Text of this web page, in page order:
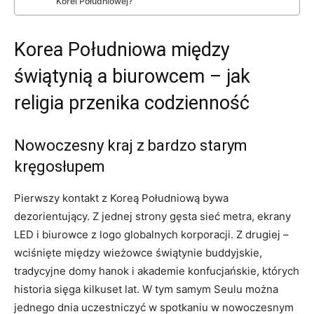
Korea Południowa między
świątynią a biurowcem – jak
religia przenika codzienność
Nowoczesny kraj z bardzo starym
kręgosłupem
Pierwszy kontakt z Koreą Południową bywa
dezorientujący. Z jednej strony gęsta sieć metra, ekrany
LED i biurowce z logo globalnych korporacji. Z drugiej –
wciśnięte między wieżowce świątynie buddyjskie,
tradycyjne domy hanok i akademie konfucjańskie, których
historia sięga kilkuset lat. W tym samym Seulu można
jednego dnia uczestniczyć w spotkaniu w nowoczesnym